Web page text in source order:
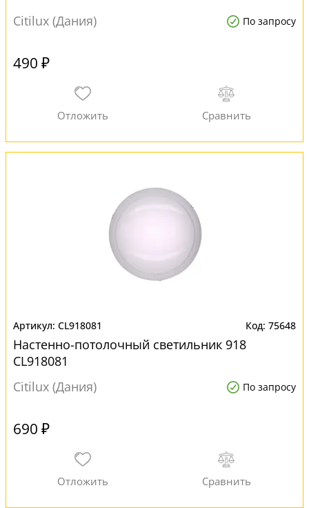
Citilux (Дания)
По запросу
490 ₽
CL918081 75648
Настенно-потолочный светильник 918
CL918081
Citilux (Дания)
По запросу
690 ₽